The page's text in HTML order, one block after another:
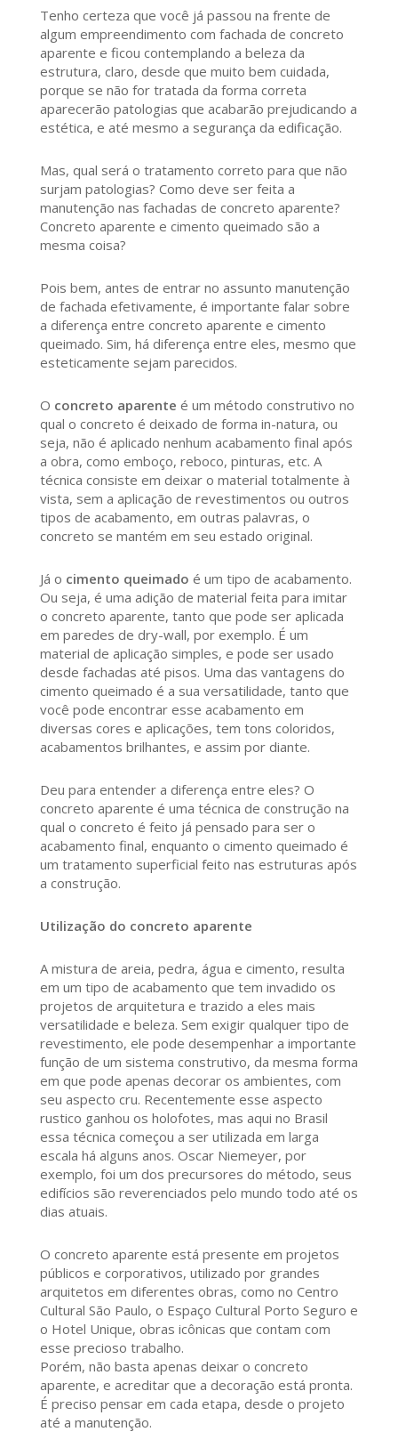
Tenho certeza que você já passou na frente de
algum empreendimento com fachada de concreto
aparente e ficou contemplando a beleza da
estrutura, claro, desde que muito bem cuidada,
porque se não for tratada da forma correta
aparecerão patologias que acabarão prejudicando a
estética, e até mesmo a segurança da edificação.
Mas, qual será o tratamento correto para que não
surjam patologias? Como deve ser feita a
manutenção nas fachadas de concreto aparente?
Concreto aparente e cimento queimado são a
mesma coisa?
Pois bem, antes de entrar no assunto manutenção
de fachada efetivamente, é importante falar sobre
a diferença entre concreto aparente e cimento
queimado. Sim, há diferença entre eles, mesmo que
esteticamente sejam parecidos.
O concreto aparente é um método construtivo no
qual o concreto é deixado de forma in-natura, ou
seja, não é aplicado nenhum acabamento final após
a obra, como emboço, reboco, pinturas, etc. A
técnica consiste em deixar o material totalmente à
vista, sem a aplicação de revestimentos ou outros
tipos de acabamento, em outras palavras, o
concreto se mantém em seu estado original.
Já o cimento queimado é um tipo de acabamento.
Ou seja, é uma adição de material feita para imitar
o concreto aparente, tanto que pode ser aplicada
em paredes de dry-wall, por exemplo. É um
material de aplicação simples, e pode ser usado
desde fachadas até pisos. Uma das vantagens do
cimento queimado é a sua versatilidade, tanto que
você pode encontrar esse acabamento em
diversas cores e aplicações, tem tons coloridos,
acabamentos brilhantes, e assim por diante.
Deu para entender a diferença entre eles? O
concreto aparente é uma técnica de construção na
qual o concreto é feito já pensado para ser o
acabamento final, enquanto o cimento queimado é
um tratamento superficial feito nas estruturas após
a construção.
Utilização do concreto aparente
A mistura de areia, pedra, água e cimento, resulta
em um tipo de acabamento que tem invadido os
projetos de arquitetura e trazido a eles mais
versatilidade e beleza. Sem exigir qualquer tipo de
revestimento, ele pode desempenhar a importante
função de um sistema construtivo, da mesma forma
em que pode apenas decorar os ambientes, com
seu aspecto cru. Recentemente esse aspecto
rustico ganhou os holofotes, mas aqui no Brasil
essa técnica começou a ser utilizada em larga
escala há alguns anos. Oscar Niemeyer, por
exemplo, foi um dos precursores do método, seus
edifícios são reverenciados pelo mundo todo até os
dias atuais.
O concreto aparente está presente em projetos
públicos e corporativos, utilizado por grandes
arquitetos em diferentes obras, como no Centro
Cultural São Paulo, o Espaço Cultural Porto Seguro e
o Hotel Unique, obras icônicas que contam com
esse precioso trabalho.
Porém, não basta apenas deixar o concreto
aparente, e acreditar que a decoração está pronta.
É preciso pensar em cada etapa, desde o projeto
até a manutenção.